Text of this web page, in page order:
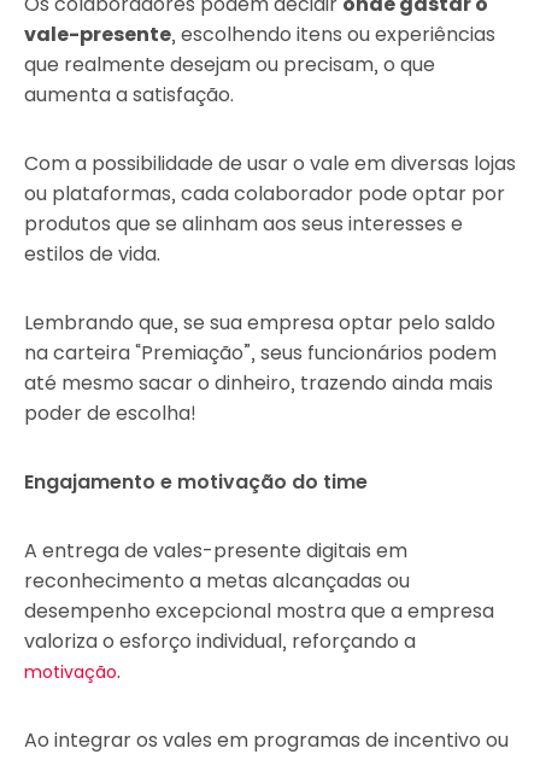
vale-presente, escolhendo itens ou experiências
que realmente desejam ou precisam, o que
aumenta a satisfação.
Com a possibilidade de usar o vale em diversas lojas
ou plataformas, cada colaborador pode optar por
produtos que se alinham aos seus interesses e
estilos de vida.
Lembrando que, se sua empresa optar pelo saldo
na carteira “Premiação”, seus funcionários podem
até mesmo sacar o dinheiro, trazendo ainda mais
poder de escolha!
Engajamento e motivação do time
A entrega de vales-presente digitais em
reconhecimento a metas alcançadas ou
desempenho excepcional mostra que a empresa
valoriza o esforço individual, reforçando a
motivação.
Ao integrar os vales em programas de incentivo ou